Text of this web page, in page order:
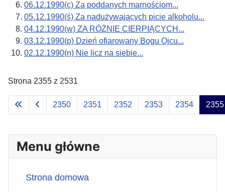
06.12.1990(c) Za poddanych marnościom...
05.12.1990(ś) Za nadużywających picie alkoholu...
04.12.1990(w) ZA RÓŻNIE CIERPIĄCYCH...
03.12.1990(p) Dzień ofiarowany Bogu Ojcu...
02.12.1990(n) Nie licz na siebie...
Strona 2355 z 2531
2350 2351 2352 2353 2354 2355
Menu główne
Strona domowa